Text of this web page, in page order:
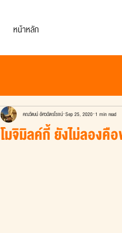
หน้าหลัก
โมจิมิลค์กี้ ยังไม่ลองคื
คณวัฒน์ อัศวฉัตรโรจน์ Sep 25, 2020 1 min read